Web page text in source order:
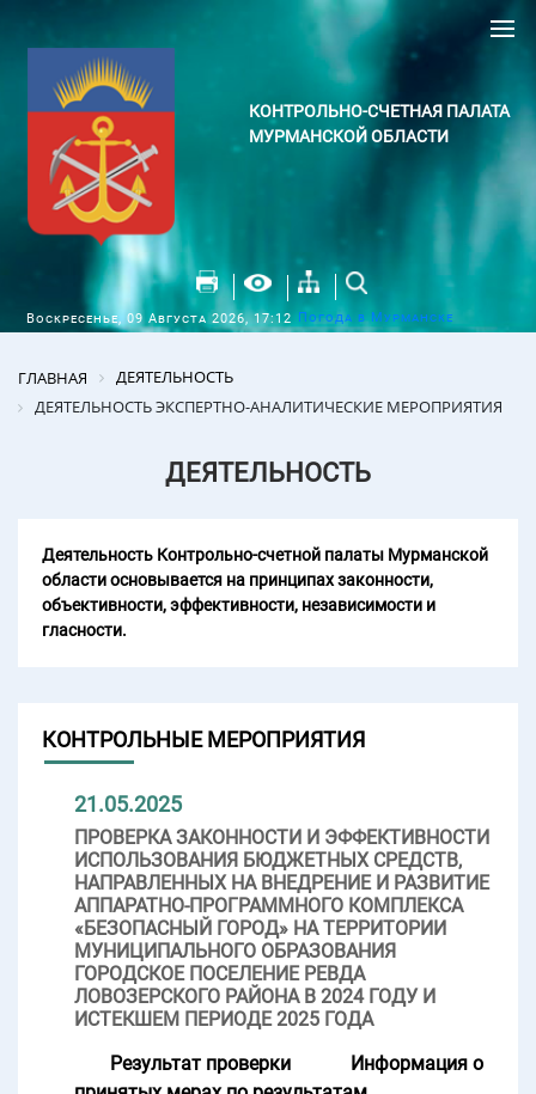
КОНТРОЛЬНО-СЧЕТНАЯ ПАЛАТА
МУРМАНСКОЙ ОБЛАСТИ
Воскресенье, 09 Августа 2026, 17:12 Погода в Мурманске
ГЛАВНАЯ
ДЕЯТЕЛЬНОСТЬ
ДЕЯТЕЛЬНОСТЬ ЭКСПЕРТНО-АНАЛИТИЧЕСКИЕ МЕРОПРИЯТИЯ
ДЕЯТЕЛЬНОСТЬ
Деятельность Контрольно-счетной палаты Мурманской
области основывается на принципах законности,
объективности, эффективности, независимости и
гласности.
КОНТРОЛЬНЫЕ МЕРОПРИЯТИЯ
21.05.2025
ПРОВЕРКА ЗАКОННОСТИ И ЭФФЕКТИВНОСТИ
ИСПОЛЬЗОВАНИЯ БЮДЖЕТНЫХ СРЕДСТВ,
НАПРАВЛЕННЫХ НА ВНЕДРЕНИЕ И РАЗВИТИЕ
АППАРАТНО-ПРОГРАММНОГО КОМПЛЕКСА
«БЕЗОПАСНЫЙ ГОРОД» НА ТЕРРИТОРИИ
МУНИЦИПАЛЬНОГО ОБРАЗОВАНИЯ
ГОРОДСКОЕ ПОСЕЛЕНИЕ РЕВДА
ЛОВОЗЕРСКОГО РАЙОНА В 2024 ГОДУ И
ИСТЕКШЕМ ПЕРИОДЕ 2025 ГОДА
Результат проверки
Информация о